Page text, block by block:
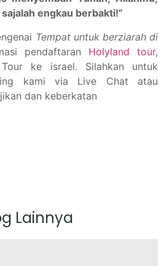
engkau berbakti!”
Tempat untuk berziarah di
pendaftaran Holyland tour,
ke israel. Silahkan untuk
kami via Live Chat atau
dan keberkatan
Lainnya